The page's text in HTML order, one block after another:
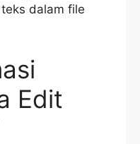
dalam file
Edit